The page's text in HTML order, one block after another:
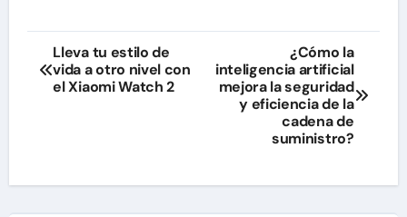
Navegación
de
Lleva tu estilo de
vida a otro nivel con
el Xiaomi Watch 2
¿Cómo la
inteligencia artificial
mejora la seguridad
y eficiencia de la
cadena de
suministro?